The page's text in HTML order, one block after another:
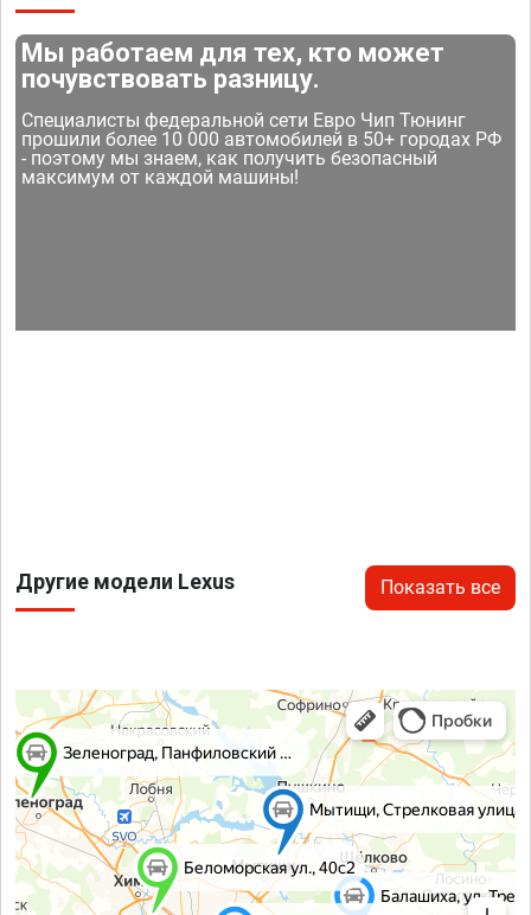
Мы работаем для тех, кто может
почувствовать разницу.
Специалисты федеральной сети Евро Чип Тюнинг
прошили более 10 000 автомобилей в 50+ городах РФ
- поэтому мы знаем, как получить безопасный
максимум от каждой машины!
Другие модели Lexus Показать все